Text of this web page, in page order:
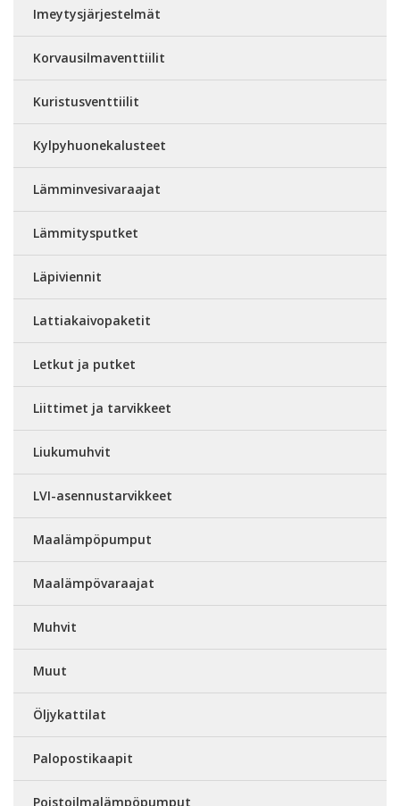
Imeytysjärjestelmät
Korvausilmaventtiilit
Kuristusventtiilit
Kylpyhuonekalusteet
Lämminvesivaraajat
Lämmitysputket
Läpiviennit
Lattiakaivopaketit
Letkut ja putket
Liittimet ja tarvikkeet
Liukumuhvit
LVI-asennustarvikkeet
Maalämpöpumput
Maalämpövaraajat
Muhvit
Muut
Öljykattilat
Palopostikaapit
Poistoilmalämpöpumput